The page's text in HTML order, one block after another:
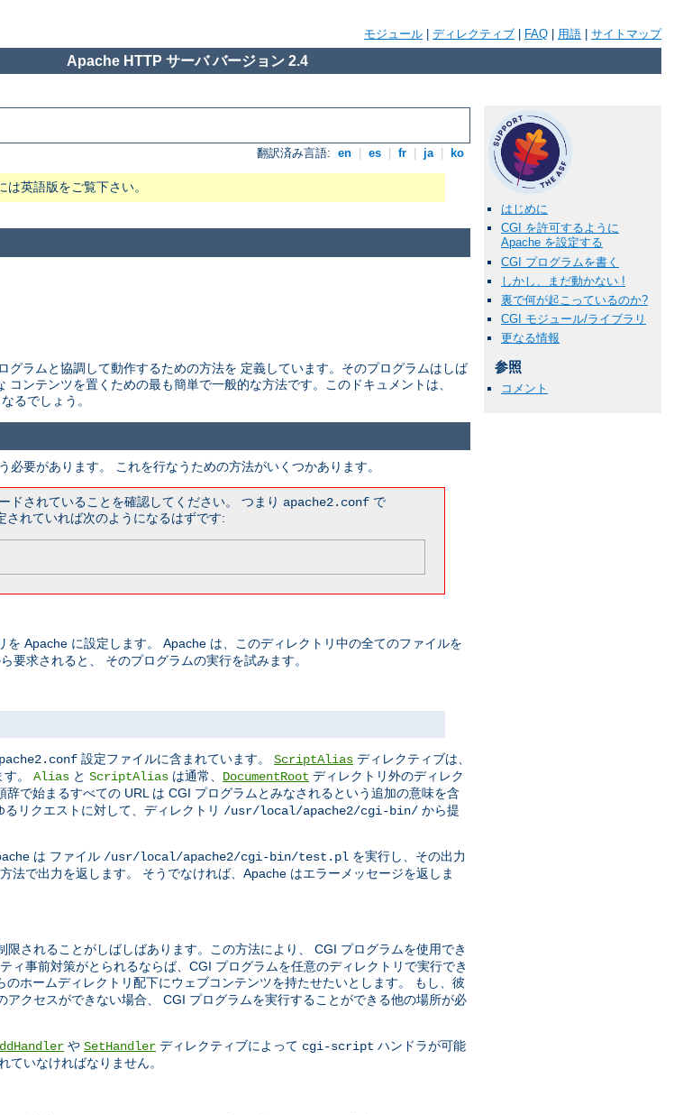
モジュール ディレクティブ FAQ 用語 サイトマップ
Apache HTTP サーバ バージョン 2.4
翻訳済み言語: en es fr ja ko
英語版をご覧下さい。
はじめに
CGI を許可するように
Apache を設定する
CGI プログラムを書く
しかし、まだ動かない !
裏で何が起こっているのか?
CGI モジュール/ライブラリ
更なる情報
参照
コメント
ラムと協調して動作するための方法を 定義しています。そのプログラムはしば
ンテンツを置くための最も簡単で一般的な方法です。このドキュメントは、
るでしょう。
要があります。 これを行なうための方法がいくつかあります。
ドされていることを確認してください。 つまり apache2.conf で
れていれば次のようになるはずです:
Apache に設定します。 Apache は、このディレクトリ中の全てのファイルを
求されると、 そのプログラムの実行を試みます。
設定ファイルに含まれています。 ScriptAlias ディレクティブは、
。 Alias と ScriptAlias は通常、 DocumentRoot ディレクトリ外のディレク
辞で始まるすべての URL は CGI プログラムとみなされるという追加の意味を含
リクエストに対して、ディレクトリ /usr/local/apache2/cgi-bin/ から提
は ファイル /usr/local/apache2/cgi-bin/test.pl を実行し、その出力
で出力を返します。 そうでなければ、Apache はエラーメッセージを返しま
限されることがしばしばあります。この方法により、 CGI プログラムを使用でき
事前対策がとられるならば、CGI プログラムを任意のディレクトリで実行でき
のホームディレクトリ配下にウェブコンテンツを持たせたいとします。 もし、彼
アクセスができない場合、 CGI プログラムを実行することができる他の場所が必
や SetHandler ディレクティブによって cgi-script ハンドラが可能
ていなければなりません。